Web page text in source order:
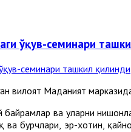
ўқув-семинари
вилоят Маданият
ва уларни
ва бурчлари, эр-хотин,